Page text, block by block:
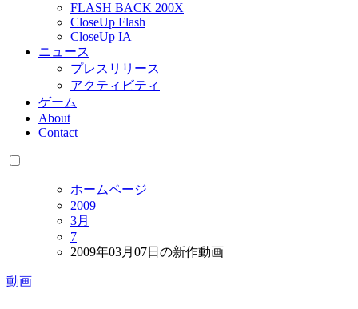
FLASH BACK 200X
CloseUp Flash
CloseUp IA
ニュース
プレスリリース
アクティビティ
ゲーム
About
Contact
ホームページ
2009
3月
7
2009年03月07日の新作動画
動画